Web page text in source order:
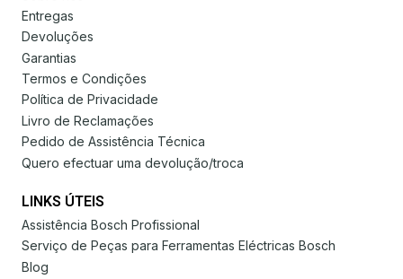
Entregas
Devoluções
Garantias
Termos e Condições
Política de Privacidade
Livro de Reclamações
Pedido de Assistência Técnica
Quero efectuar uma devolução/troca
LINKS ÚTEIS
Assistência Bosch Profissional
Serviço de Peças para Ferramentas Eléctricas Bosch
Blog